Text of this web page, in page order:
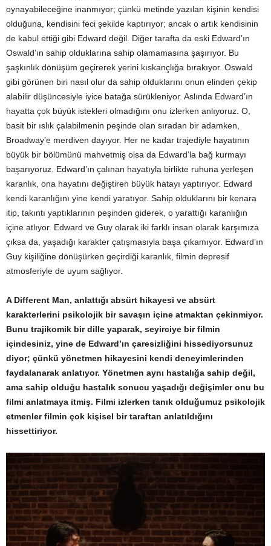
oynayabileceğine inanmıyor; çünkü metinde yazılan kişinin kendisi
olduğuna, kendisini feci şekilde kaptırıyor; ancak o artık kendisinin
de kabul ettiği gibi Edward değil. Diğer tarafta da eski Edward’ın
Oswald’ın sahip olduklarına sahip olamamasına şaşırıyor. Bu
şaşkınlık dönüşüm geçirerek yerini kıskançlığa bırakıyor. Oswald
gibi görünen biri nasıl olur da sahip olduklarını onun elinden çekip
alabilir düşüncesiyle iyice batağa sürükleniyor. Aslında Edward’ın
hayatta çok büyük istekleri olmadığını onu izlerken anlıyoruz. O,
basit bir ıslık çalabilmenin peşinde olan sıradan bir adamken,
Broadway’e merdiven dayıyor. Her ne kadar trajediyle hayatının
büyük bir bölümünü mahvetmiş olsa da Edward’la bağ kurmayı
başarıyoruz. Edward’ın çalınan hayatıyla birlikte ruhuna yerleşen
karanlık, ona hayatını değiştiren büyük hatayı yaptırıyor. Edward
kendi karanlığını yine kendi yaratıyor. Sahip olduklarını bir kenara
itip, takıntı yaptıklarının peşinden giderek, o yarattığı karanlığın
içine atlıyor. Edward ve Guy olarak iki farklı insan olarak karşımıza
çıksa da, yaşadığı karakter çatışmasıyla başa çıkamıyor. Edward’ın
Guy kişiliğine dönüşürken geçirdiği karanlık, filmin depresif
atmosferiyle de uyum sağlıyor.
A Different Man, anlattığı absürt hikayesi ve absürt
karakterlerini psikolojik bir savaşın içine atmaktan çekinmiyor.
Bunu trajikomik bir dille yaparak, seyirciye bir filmin
içindesiniz, yine de Edward’ın çaresizliğini hissediyorsunuz
diyor; çünkü yönetmen hikayesini kendi deneyimlerinden
faydalanarak anlatıyor. Yönetmen aynı hastalığa sahip değil,
ama sahip olduğu hastalık sonucu yaşadığı değişimler onu bu
filmi anlatmaya itmiş. Filmi izlerken tanık olduğumuz psikolojik
etmenler filmin çok kişisel bir taraftan anlatıldığını
hissettiriyor.